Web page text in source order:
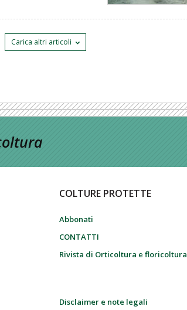
Carica altri articoli
COLTURE PROTETTE
Abbonati
CONTATTI
Rivista di Orticoltura e floricoltura
Disclaimer e note legali